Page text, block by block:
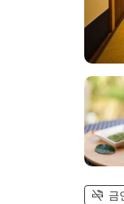
금